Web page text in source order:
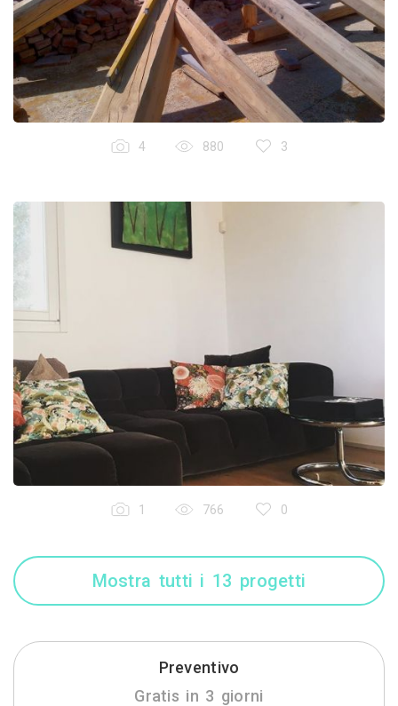
4 880 3
1 766 0
Mostra tutti i 13 progetti
Preventivo
Gratis in 3 giorni